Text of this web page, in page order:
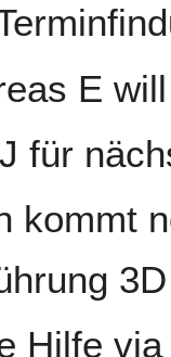
E
für
kommt
Hilfe